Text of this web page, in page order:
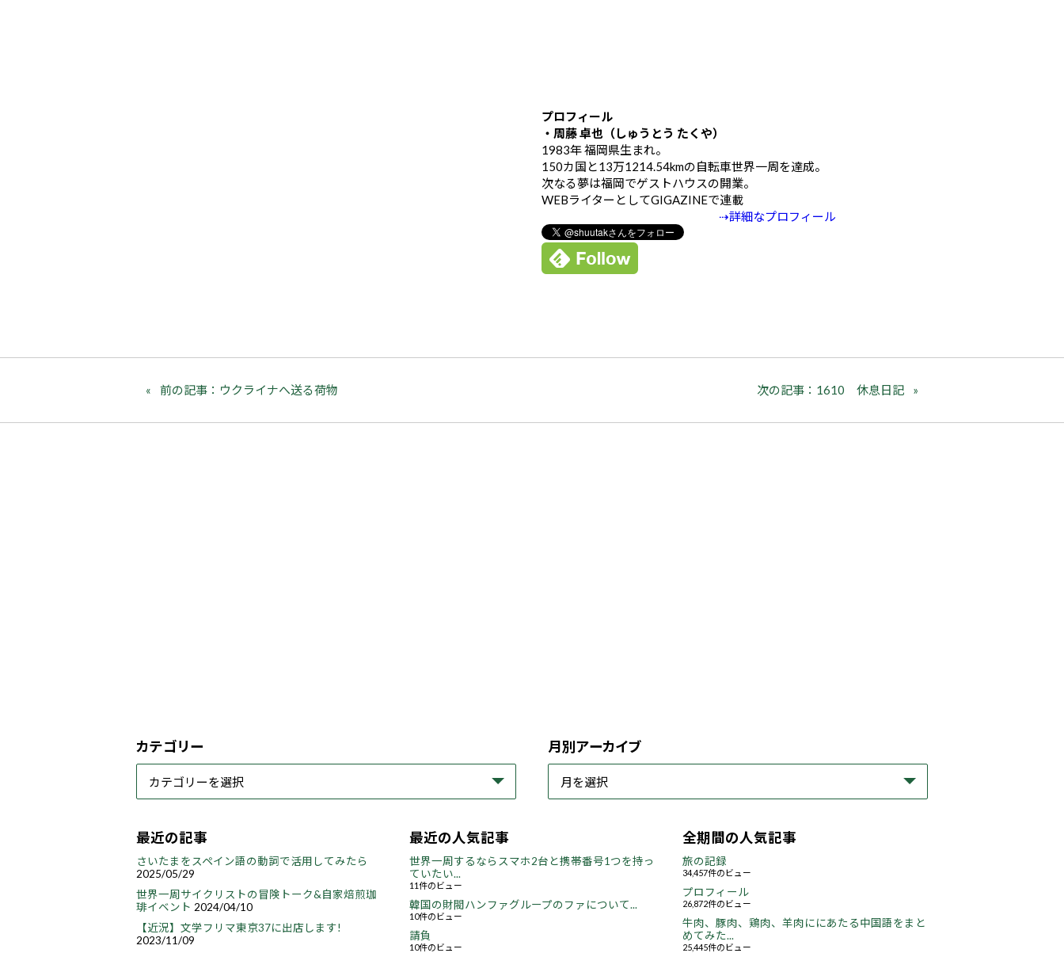
プロフィール
・周藤 卓也（しゅうとう たくや）
1983年 福岡県生まれ。
150カ国と13万1214.54kmの自転車世界一周を達成。
次なる夢は福岡でゲストハウスの開業。
WEBライターとしてGIGAZINEで連載
⇢詳細なプロフィール
前の記事：ウクライナへ送る荷物 次の記事：1610 休息日記
カテゴリー 月別アーカイブ
最近の記事
さいたまをスペイン語の動詞で活用してみたら
2025/05/29
世界一周サイクリストの冒険トーク&自家焙煎珈
琲イベント 2024/04/10
【近況】文学フリマ東京37に出店します!
2023/11/09
最近の人気記事
世界一周するならスマホ2台と携帯番号1つを持っ
ていたい...
11件のビュー
韓国の財閥ハンファグループのファについて...
10件のビュー
請負
10件のビュー
全期間の人気記事
旅の記録
34,457件のビュー
プロフィール
26,872件のビュー
牛肉、豚肉、鶏肉、羊肉ににあたる中国語をまと
めてみた...
25,445件のビュー